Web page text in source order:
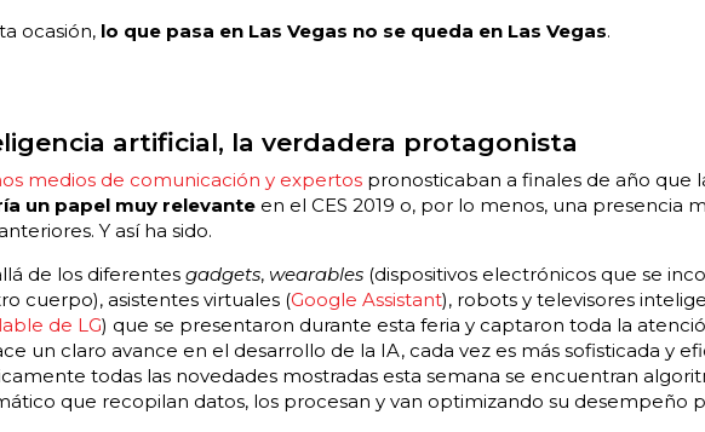
ocasión, lo que pasa en Las Vegas no se queda en Las Vegas.
artificial, la verdadera protagonista
medios de comunicación y expertospronosticaban a finales de año que
un papel muy relevanteen el CES 2019 o, por lo menos, una presencia
Y así ha sido.
de los diferentes gadgets, wearables(dispositivos electrónicos que se
cuerpo), asistentes virtuales (Google Assistant), robots y televisores
de LG) que se presentaron durante esta feria y captaron toda la
un claro avance en el desarrollo de la IA, cada vez es más sofisticada y
todas las novedades mostradas esta semana se encuentran
que recopilan datos, los procesan y van optimizando su desempeño